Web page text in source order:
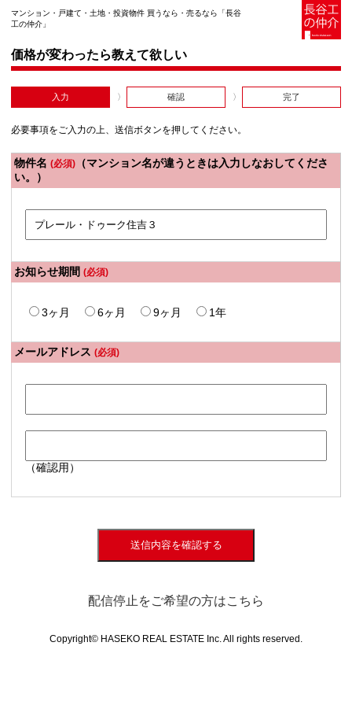
マンション・戸建て・土地・投資物件 買うなら・売るなら「長谷
工の仲介」
価格が変わったら教えて欲しい
入力 確認 完了
必要事項をご入力の上、送信ボタンを押してください。
物件名 (必須) （マンション名が違うときは入力しなおしてくださ
い。）
お知らせ期間 (必須)
3ヶ月 6ヶ月 9ヶ月 1年
メールアドレス (必須)
（確認用）
送信内容を確認する
配信停止をご希望の方はこちら
Copyright© HASEKO REAL ESTATE Inc. All rights reserved.